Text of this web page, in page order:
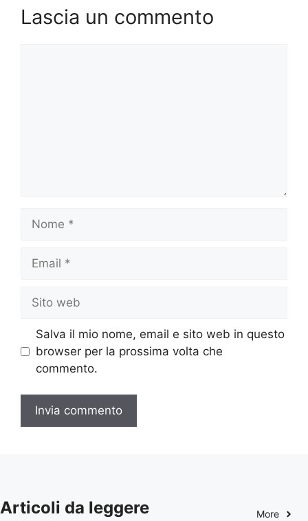
Lascia un commento
web
Salva il mio nome, email e sito web in questo
browser per la prossima volta che
commento.
Articoli da leggere More